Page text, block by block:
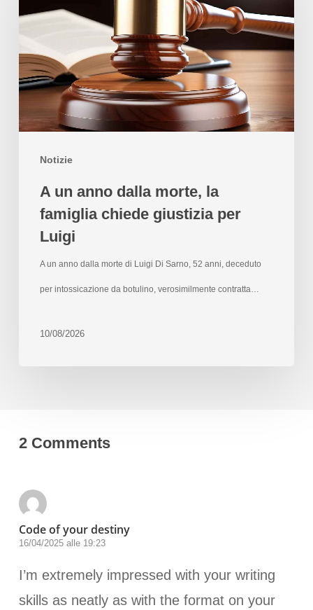
Notizie
A un anno dalla morte, la
famiglia chiede giustizia per
Luigi
A un anno dalla morte di Luigi Di Sarno, 52 anni, deceduto
per intossicazione da botulino, verosimilmente contratta…
10/08/2026
2 Comments
Code of your destiny
16/04/2025 alle 19:23
I’m extremely impressed with your writing
skills as neatly as with the format on your